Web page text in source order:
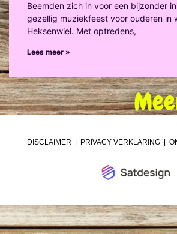
Beemden zich in voor een bijzonder
gezellig muziekfeest voor ouderen in
Heksenwiel. Met optredens,
Lees meer »
DISCLAIMER PRIVACY VERKLARING |